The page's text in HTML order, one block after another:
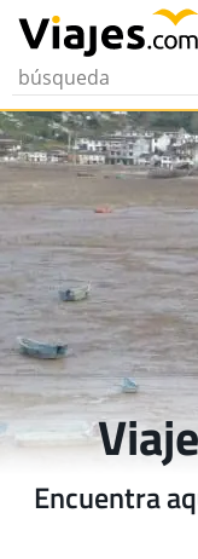
Encuentra